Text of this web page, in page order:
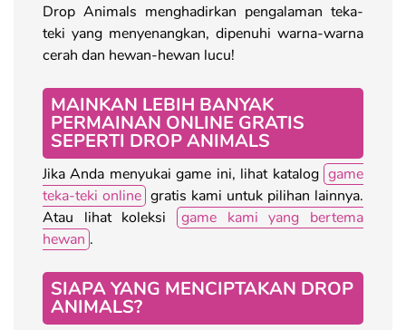
Drop Animals menghadirkan pengalaman teka-
teki yang menyenangkan, dipenuhi warna-warna
cerah dan hewan-hewan lucu!
MAINKAN LEBIH BANYAK
PERMAINAN ONLINE GRATIS
SEPERTI DROP ANIMALS
Jika Anda menyukai game ini, lihat katalog game
teka-teki online gratis kami untuk pilihan lainnya.
Atau lihat koleksi
game kami yang bertema
hewan .
SIAPA YANG MENCIPTAKAN DROP
ANIMALS?